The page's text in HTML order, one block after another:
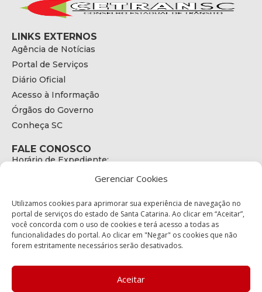
Gerenciar Cookies
Utilizamos cookies para aprimorar sua experiência de navegação no
portal de serviços do estado de Santa Catarina. Ao clicar em “Aceitar”,
você concorda com o uso de cookies e terá acesso a todas as
funcionalidades do portal. Ao clicar em "Negar" os cookies que não
forem estritamente necessários serão desativados.
Aceitar
LINKS EXTERNOS
Agência de Notícias
Portal de Serviços
Diário Oficial
Acesso à Informação
Órgãos do Governo
Conheça SC
FALE CONOSCO
Horário de Expediente:
E-mail:
secretariaexecutiva@cetran.sc.gov.br
ENDEREÇO
Endereço:
Bairro:
Coqueiros, Florianópolis SC